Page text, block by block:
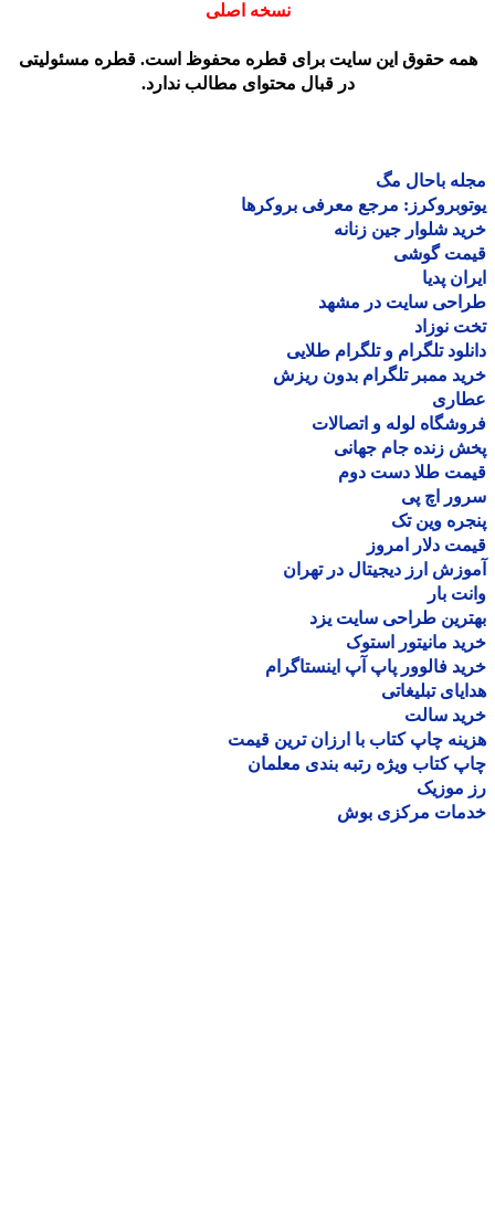
نسخه اصلی
حقوق این سایت برای قطره محفوظ است. قطره مسئولیتی
در قبال محتوای مطالب ندارد.
باحال مگ
مرجع معرفی بروکرها
شلوار جین زنانه
گوشی
پدیا
سایت در مشهد
نوزاد
تلگرام و تلگرام طلایی
ممبر تلگرام بدون ریزش
لوله و اتصالات
زنده جام جهانی
طلا دست دوم
اچ پی
وین تک
دلار امروز
ارز دیجیتال در تهران
بار
طراحی سایت یزد
مانیتور استوک
فالوور پاپ آپ اینستاگرام
تبلیغاتی
سالت
چاپ کتاب با ارزان ترین قیمت
کتاب ویژه رتبه بندی معلمان
موزیک
مرکزی بوش